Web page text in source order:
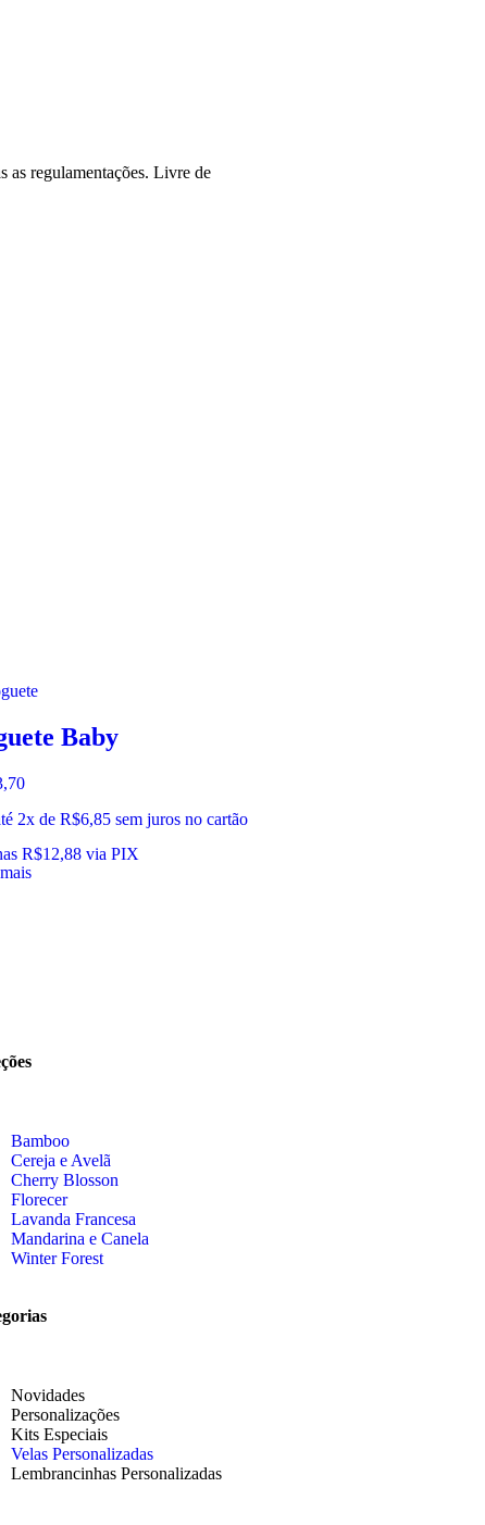
as regulamentações. Livre de
Baby
2x de R$6,85 sem juros no cartão
R$12,88 via PIX
Bamboo
Cereja e Avelã
Cherry Blosson
Florecer
Lavanda Francesa
Mandarina e Canela
Winter Forest
Novidades
Personalizações
Kits Especiais
Velas Personalizadas
Lembrancinhas Personalizadas